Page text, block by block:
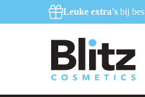
Leuke extra'sbij